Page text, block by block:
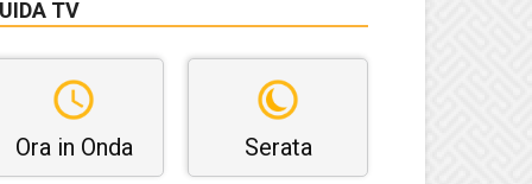
TV
Ora in Onda Serata